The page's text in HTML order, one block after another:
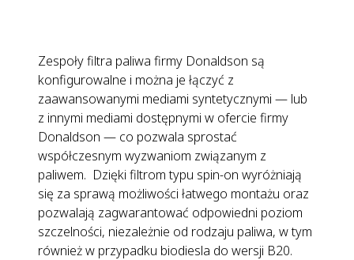
Zespoły filtra paliwa firmy Donaldson są
konfigurowalne i można je łączyć z
zaawansowanymi mediami syntetycznymi — lub
z innymi mediami dostępnymi w ofercie firmy
Donaldson — co pozwala sprostać
współczesnym wyzwaniom związanym z
paliwem. Dzięki filtrom typu spin-on wyróżniają
się za sprawą możliwości łatwego montażu oraz
pozwalają zagwarantować odpowiedni poziom
szczelności, niezależnie od rodzaju paliwa, w tym
również w przypadku biodiesla do wersji B20.